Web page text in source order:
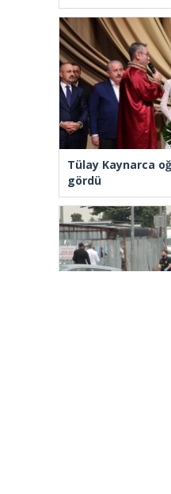
Tülay Kaynarca
gördü